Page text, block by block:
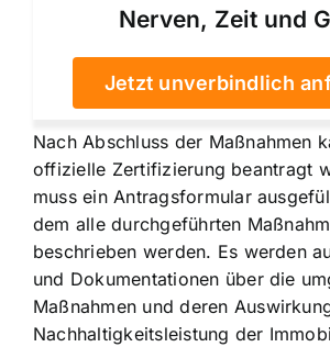
Nerven, Zeit und
Jetzt unverbindlich
Nach Abschluss der Maßnahmen
offizielle Zertifizierung beantragt
muss ein Antragsformular
dem alle durchgeführten
beschrieben werden. Es werden
und Dokumentationen über die
Maßnahmen und deren
Nachhaltigkeitsleistung der